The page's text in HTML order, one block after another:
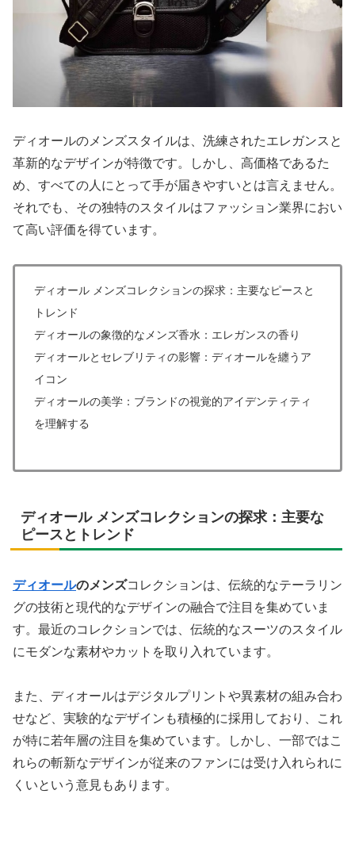
ディオールのメンズスタイルは、洗練されたエレガンスと
革新的なデザインが特徴です。しかし、高価格であるた
め、すべての人にとって手が届きやすいとは言えません。
それでも、その独特のスタイルはファッション業界におい
て高い評価を得ています。
ディオール メンズコレクションの探求：主要なピースと
トレンド
ディオールの象徴的なメンズ香水：エレガンスの香り
ディオールとセレブリティの影響：ディオールを纏うア
イコン
ディオールの美学：ブランドの視覚的アイデンティティ
を理解する
ディオール メンズコレクションの探求：主要な
ピースとトレンド
ディオールのメンズコレクションは、伝統的なテーラリン
グの技術と現代的なデザインの融合で注目を集めていま
す。最近のコレクションでは、伝統的なスーツのスタイル
にモダンな素材やカットを取り入れています。
また、ディオールはデジタルプリントや異素材の組み合わ
せなど、実験的なデザインも積極的に採用しており、これ
が特に若年層の注目を集めています。しかし、一部ではこ
れらの斬新なデザインが従来のファンには受け入れられに
くいという意見もあります。